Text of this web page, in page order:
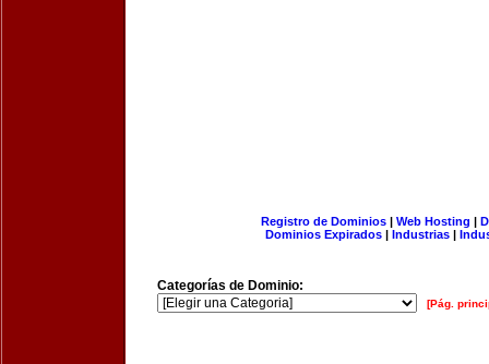
Registro de Dominios| Web Hosting |
Dominios Expirados | Industrias |
Categorías de Dominio:
[Pág.